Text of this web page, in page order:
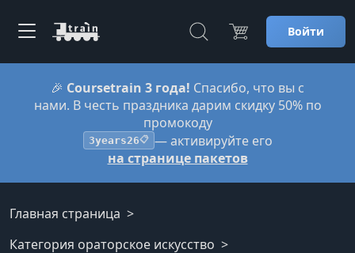
Войти
🎉 Coursetrain 3 года! Спасибо, что вы с
нами. В честь праздника дарим скидку 50% по
промокоду
3years26📋 — активируйте его
на странице пакетов
Главная страница
Категория ораторское искусство